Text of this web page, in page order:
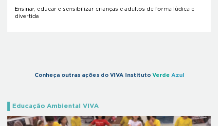
Ensinar, educar e sensibilizar crianças e adultos de forma lúdica e
divertida
Conheça outras ações do VIVA Instituto Verde Azul
Educação Ambiental VIVA